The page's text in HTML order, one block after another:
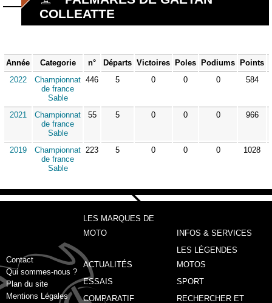
COLLEATTE
Année Categorie n° Départs Victoires Poles Podiums Points
2022
Championnat
de france
Sable
446 5 0 0 0 584
2021
Championnat
de france
Sable
55 5 0 0 0 966
2019
Championnat
de france
Sable
223 5 0 0 0 1028
Contact
Qui sommes-nous ?
Plan du site
Mentions Légales
LES MARQUES DE
MOTO
INFOS & SERVICES
ACTUALITÉS
LES LÉGENDES
MOTOS
ESSAIS
SPORT
COMPARATIF
RECHERCHER ET